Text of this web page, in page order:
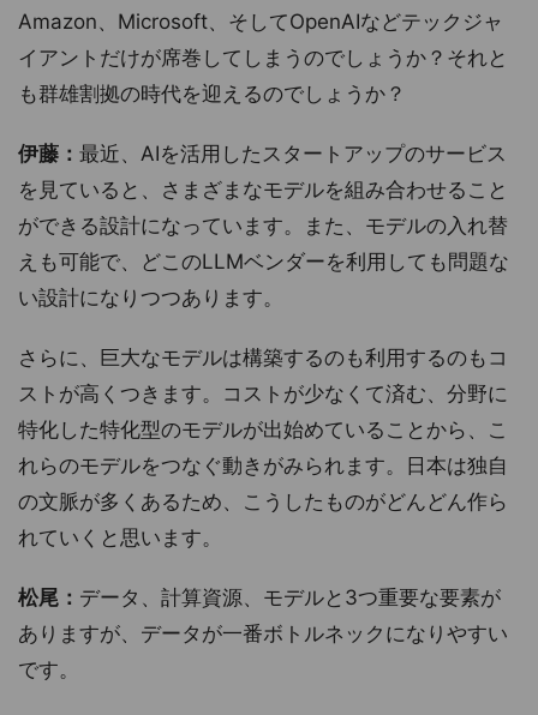
Amazon、Microsoft、そしてOpenAIなどテックジャ
イアントだけが席巻してしまうのでしょうか？それと
も群雄割拠の時代を迎えるのでしょうか？
伊藤： 最近、AIを活用したスタートアップのサービス
を見ていると、さまざまなモデルを組み合わせること
ができる設計になっています。また、モデルの入れ替
えも可能で、どこのLLMベンダーを利用しても問題な
い設計になりつつあります。
さらに、巨大なモデルは構築するのも利用するのもコ
ストが高くつきます。コストが少なくて済む、分野に
特化した特化型のモデルが出始めていることから、こ
れらのモデルをつなぐ動きがみられます。日本は独自
の文脈が多くあるため、こうしたものがどんどん作ら
れていくと思います。
松尾： データ、計算資源、モデルと3つ重要な要素が
ありますが、データが一番ボトルネックになりやすい
です。